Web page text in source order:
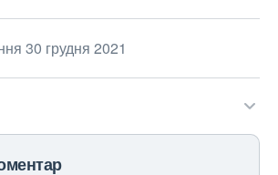
30 грудня 2021